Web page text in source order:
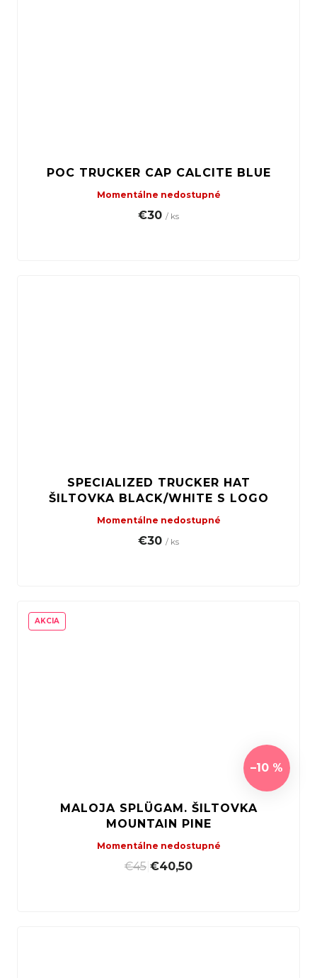
POC TRUCKER CAP CALCITE BLUE
Momentálne nedostupné
€30 / ks
SPECIALIZED TRUCKER HAT
ŠILTOVKA BLACK/WHITE S LOGO
Momentálne nedostupné
€30 / ks
AKCIA
–10 %
MALOJA SPLÜGAM. ŠILTOVKA
MOUNTAIN PINE
Momentálne nedostupné
€45 €40,50